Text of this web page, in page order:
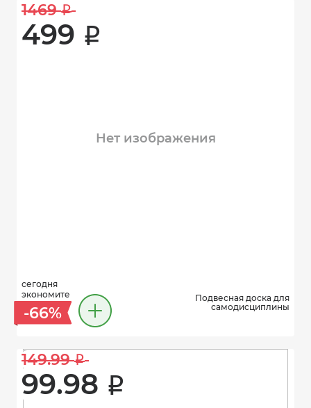
1469 i
499 i
Нет изображения
сегодня
экономите
-66%
Подвесная доска для
самодисциплины
149.99 i
99.98 i